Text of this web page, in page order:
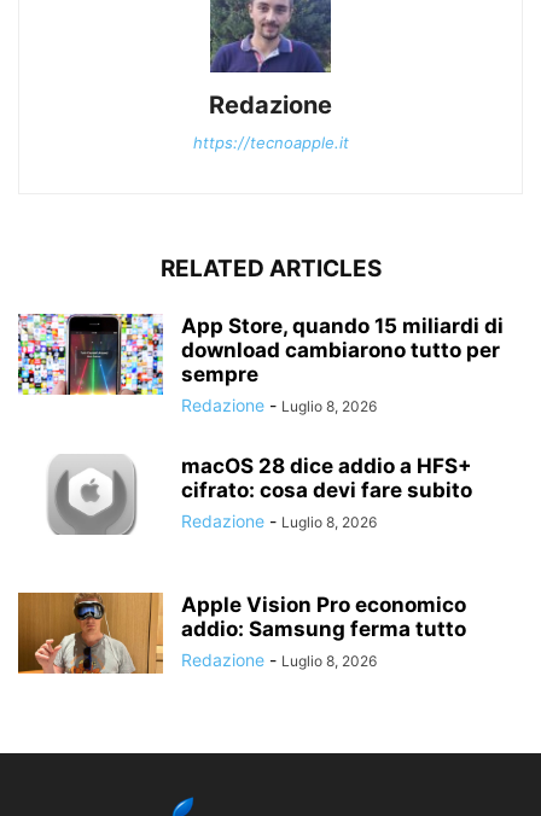
Redazione
https://tecnoapple.it
RELATED ARTICLES
App Store, quando 15 miliardi di
download cambiarono tutto per
sempre
Redazione - Luglio 8, 2026
macOS 28 dice addio a HFS+
cifrato: cosa devi fare subito
Redazione - Luglio 8, 2026
Apple Vision Pro economico
addio: Samsung ferma tutto
Redazione - Luglio 8, 2026